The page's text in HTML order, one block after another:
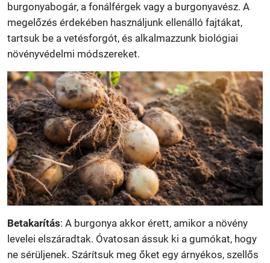
burgonyabogár, a fonálférgek vagy a burgonyavész. A
megelőzés érdekében használjunk ellenálló fajtákat,
tartsuk be a vetésforgót, és alkalmazzunk biológiai
növényvédelmi módszereket.
Betakarítás: A burgonya akkor érett, amikor a növény
levelei elszáradtak. Óvatosan ássuk ki a gumókat, hogy
ne sérüljenek. Szárítsuk meg őket egy árnyékos, szellős